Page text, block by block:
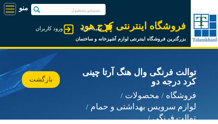
فروشگاه اینترنتی کرج هود
بزرگترین فروشگاه اینترنتی لوازم آشپزخانه و ساختمان
ورود کاربران سبد خرید
توالت فرنگی وال هنگ آرتا چینی
کرد درجه دو
فروشگاه
محصولات
لوازم سرویس بهداشتی و حمام
توالت فرنگی
بازگشت